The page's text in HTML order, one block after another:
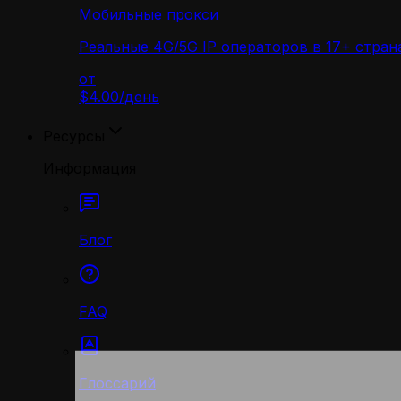
Мобильные прокси
Реальные 4G/5G IP операторов в 17+
от
$4.00/день
Блог
FAQ
Глоссарий